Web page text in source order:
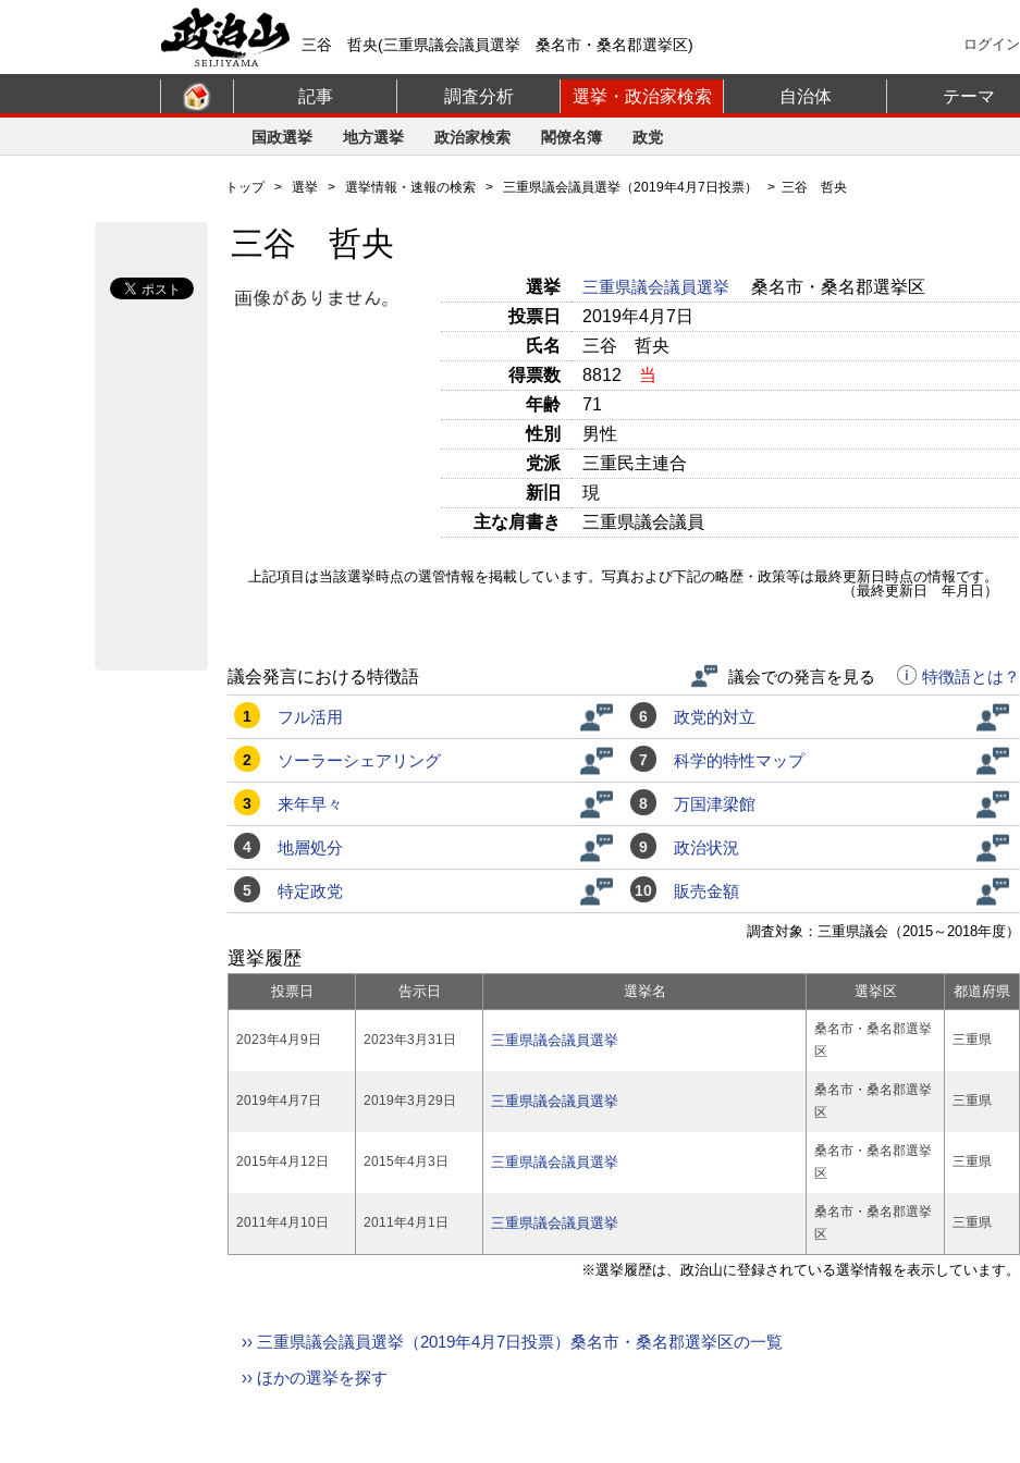
三谷 哲央(三重県議会議員選挙 桑名市・桑名郡選挙区) ログイン
記事 調査分析 選挙・政治家検索 自治体 テーマ
国政選挙 地方選挙 政治家検索 閣僚名簿 政党
トップ> 選挙 > 選挙情報・速報の検索 > 三重県議会議員選挙（2019年4月7日投票） > 三谷 哲央
三谷 哲央
選挙 三重県議会議員選挙
桑名市・桑名郡選挙区
投票日
2019年4月7日
氏名
三谷 哲央
得票数
8812
当
年齢
71
性別
男性
党派
三重民主連合
新旧
現
主な肩書き
三重県議会議員
上記項目は当該選挙時点の選管情報を掲載しています。写真および下記の略歴・政策等は最終更新日時点の情報です。
（最終更新日 年月日）
議会発言における特徴語 議会での発言を見る 特徴語とは？
1 フル活用
2 ソーラーシェアリング
3 来年早々
4 地層処分
5 特定政党
6 政党的対立
7 科学的特性マップ
8 万国津梁館
9 政治状況
10 販売金額
調査対象：三重県議会（2015～2018年度）
選挙履歴
投票日 告示日 選挙名 選挙区 都道府県
2023年4月9日 2023年3月31日 三重県議会議員選挙
桑名市・桑名郡選挙
区
三重県
2019年4月7日 2019年3月29日 三重県議会議員選挙
桑名市・桑名郡選挙
区
三重県
2015年4月12日 2015年4月3日 三重県議会議員選挙
桑名市・桑名郡選挙
区
三重県
2011年4月10日 2011年4月1日 三重県議会議員選挙
桑名市・桑名郡選挙
区
三重県
※選挙履歴は、政治山に登録されている選挙情報を表示しています。
›› 三重県議会議員選挙（2019年4月7日投票）桑名市・桑名郡選挙区の一覧
›› ほかの選挙を探す